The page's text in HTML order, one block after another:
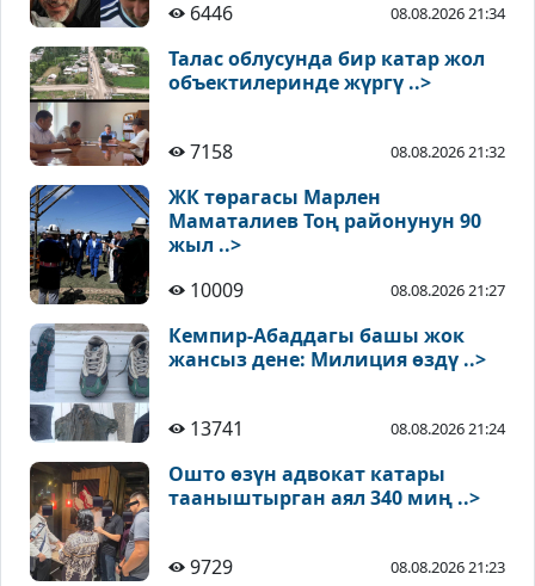
6446 08.08.2026 21:34
Талас облусунда бир катар жол
объектилеринде жүргү ..>
7158 08.08.2026 21:32
ЖК төрагасы Марлен
Маматалиев Тоң районунун 90
жыл ..>
10009
08.08.2026 21:27
Кемпир-Абаддагы башы жок
жансыз дене: Милиция өздү ..>
13741 08.08.2026 21:24
Ошто өзүн адвокат катары
тааныштырган аял 340 миң ..>
9729 08.08.2026 21:23